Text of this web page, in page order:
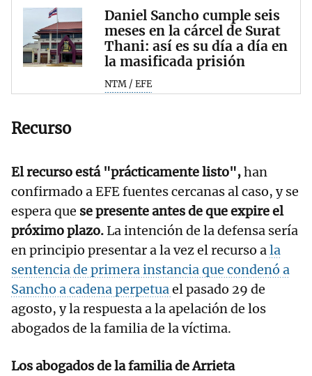
Daniel Sancho cumple seis
meses en la cárcel de Surat
Thani: así es su día a día en
la masificada prisión
NTM / EFE
Recurso
El recurso está "prácticamente listo",han
confirmado a EFE fuentes cercanas al caso, y se
espera que se presente antes de que expire el
próximo plazo.La intención de la defensa sería
en principio presentar a la vez el recurso ala
sentencia de primera instancia que condenó a
Sancho a cadena perpetuael pasado 29 de
agosto, y la respuesta a la apelación de los
abogados de la familia de la víctima.
Los abogados de la familia de Arrieta